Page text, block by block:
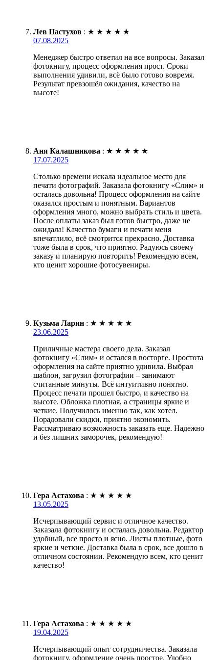
Лев Пастухов : ★ ★ ★ ★ ★
07.08.2025
Менеджер быстро ответил на все вопросы. Заказал
фотокнигу, процесс оформления прост. Сроки
выполнения удивили, всё было готово вовремя.
Результат превзошёл ожидания, качество на
высоте!
Аня Калашникова : ★ ★ ★ ★ ★
17.07.2025
Столько времени искала идеальное место для
печати фотографий. Заказала фотокнигу «Слим» и
осталась довольна! Процесс оформления на сайте
оказался простым и понятным. Вариантов
оформления много, можно выбрать стиль и цвета.
После оплаты заказ был готов быстро, даже не
ожидала! Качество бумаги и печати меня
впечатлило, всё смотрится прекрасно. Доставка
тоже была в срок, что приятно. Радуюсь своему
заказу и планирую повторить! Рекомендую всем,
кто ценит хорошие фотосувениры.
Кузьма Ларин : ★ ★ ★ ★ ★
23.06.2025
Приличные мастера своего дела. Заказал
фотокнигу «Слим» и остался в восторге. Простота
оформления на сайте приятно удивила. Выбрал
шаблон, загрузил фотографии – занимают
считанные минуты. Всё интуитивно понятно.
Процесс печати прошел быстро, и качество на
высоте. Обложка плотная, а страницы яркие и
четкие. Получилось именно так, как хотел.
Порадовали скидки, приятно экономить.
Рассматриваю возможность заказать еще. Надежно
и без лишних заморочек, рекомендую!
Гера Астахова : ★ ★ ★ ★ ★
13.05.2025
Исчерпывающий сервис и отличное качество.
Заказала фотокнигу и осталась довольна. Редактор
удобный, все просто и ясно. Листы плотные, фото
яркие и четкие. Доставка была в срок, все дошло в
отличном состоянии. Рекомендую всем, кто ценит
качество!
Гера Астахова : ★ ★ ★ ★ ★
19.04.2025
Исчерпывающий опыт сотрудничества. Заказала
фотокнигу, оформление очень простое. Удобно